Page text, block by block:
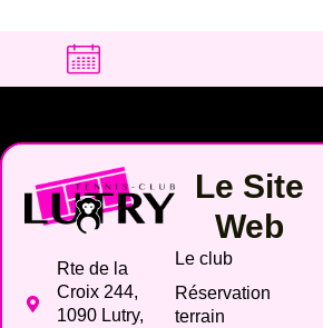
Rte de la
Croix 244,
1090 Lutry,
Le Site
Web
Le club
Réservation
terrain